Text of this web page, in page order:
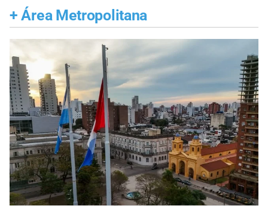
+ Área Metropolitana